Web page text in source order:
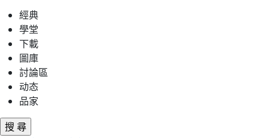
經典
學堂
下載
圖庫
討論區
动态
品家